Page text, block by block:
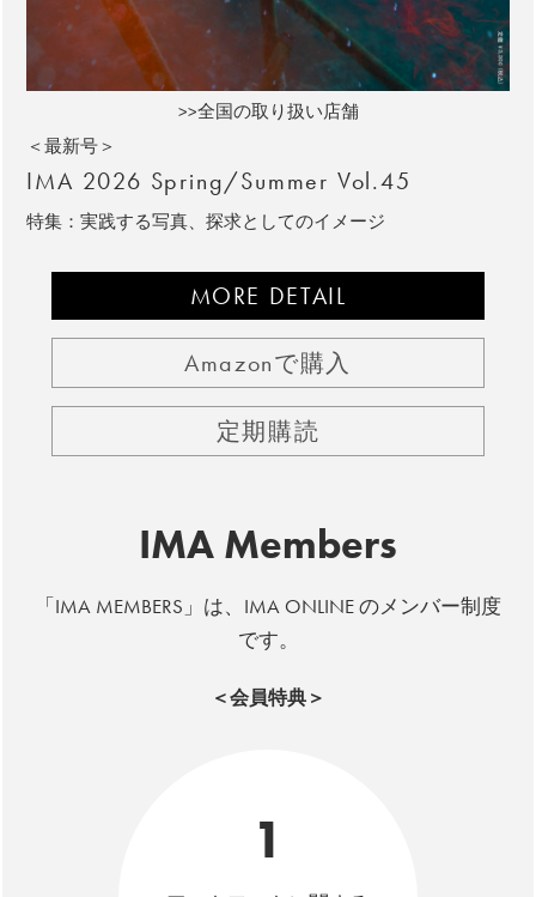
>>全国の取り扱い店舗
＜最新号＞
IMA 2026 Spring/Summer Vol.45
特集：実践する写真、探求としてのイメージ
MORE DETAIL
Amazonで購入
定期購読
IMA Members
「IMA MEMBERS」は、IMA ONLINE のメンバー制度
です。
＜会員特典＞
1